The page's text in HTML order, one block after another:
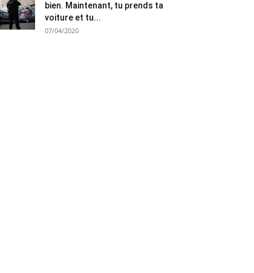
bien. Maintenant, tu prends ta
voiture et tu...
07/04/2020